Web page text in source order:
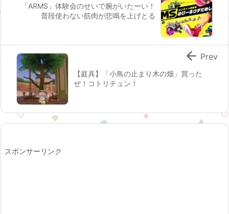
「ARMS」体験会のせいで腕がいたーい！
普段使わない筋肉が悲鳴を上げとる
【庭具】「小鳥の止まり木の畑」買った
ぜ！コトリチュン！
 Prev
スポンサーリンク